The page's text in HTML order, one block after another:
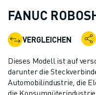
ROBOTERPALETTE
ROBOTER-STEUERUNGEN
ROBOTER-ZUBEHÖR
ROBOTER-SOFTWARE
SIMULATIONSSOFTWARE
ROBOTIK-PRODUKTE FÜR
FANUC
VERGLEICHEN
Dieses Modell ist auf
darunter die
Automobilindustrie, die
die